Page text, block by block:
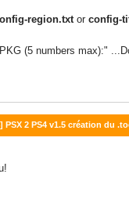
region.txtor config-
(5 numbers max):"
PSX 2 PS4 v1.5 création du